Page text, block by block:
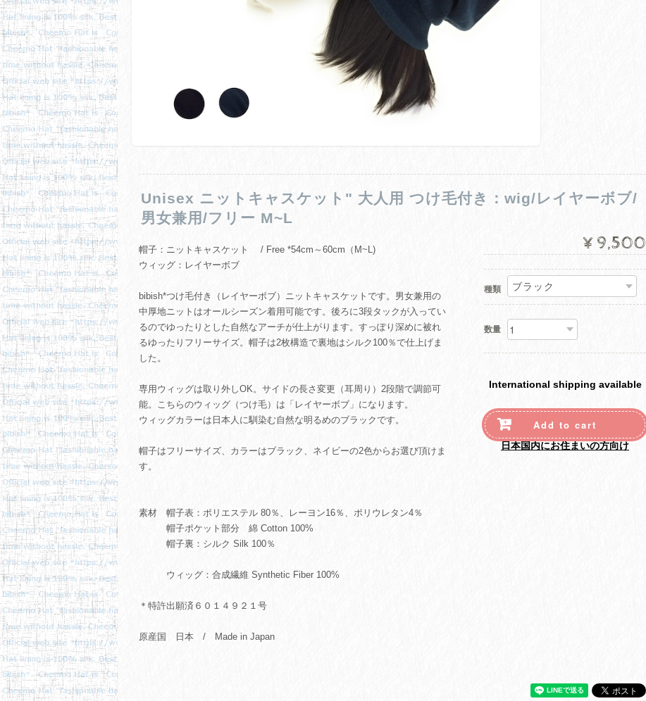
Unisex ニットキャスケット" 大人用 つけ毛付き：wig/レイヤーボブ/
男女兼用/フリー M~L
帽子：ニットキャスケット / Free *54cm～60cm（M~L)
ウィッグ：レイヤーボブ
bibish*つけ毛付き（レイヤーボブ）ニットキャスケットです。男女兼用の
中厚地ニットはオールシーズン着用可能です。後ろに3段タックが入ってい
るのでゆったりとした自然なアーチが仕上がります。すっぽり深めに被れ
るゆったりフリーサイズ。帽子は2枚構造で裏地はシルク100％で仕上げま
した。
専用ウィッグは取り外しOK。サイドの長さ変更（耳周り）2段階で調節可
能。こちらのウィッグ（つけ毛）は「レイヤーボブ」になります。
ウィッグカラーは日本人に馴染む自然な明るめのブラックです。
帽子はフリーサイズ、カラーはブラック、ネイビーの2色からお選び頂けま
す。
素材 帽子表：ポリエステル 80％、レーヨン16％、ポリウレタン4％
帽子ポケット部分 綿 Cotton 100%
帽子裏：シルク Silk 100％
ウィッグ：合成繊維 Synthetic Fiber 100%
＊特許出願済６０１４９２１号
原産国 日本 / Made in Japan
¥9,500
種類
数量
International shipping available
Add to cart
日本国内にお住まいの方向け